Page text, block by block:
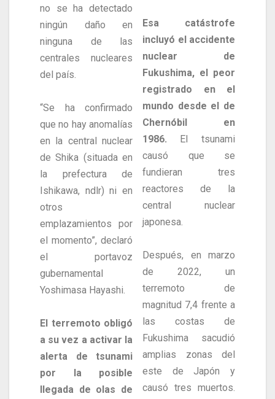
no se ha detectado
ningún daño en
ninguna de las
centrales nucleares
del país.
“Se ha confirmado
que no hay anomalías
en la central nuclear
de Shika (situada en
la prefectura de
Ishikawa, ndlr) ni en
otros
emplazamientos por
el momento”, declaró
el portavoz
gubernamental
Yoshimasa Hayashi.
El terremoto obligó
a su vez a activar la
alerta de tsunami
por la posible
llegada de olas de
Esa catástrofe
incluyó el accidente
nuclear de
Fukushima, el peor
registrado en el
mundo desde el de
Chernóbil en
1986. El tsunami
causó que se
fundieran tres
reactores de la
central nuclear
japonesa.
Después, en marzo
de 2022, un
terremoto de
magnitud 7,4 frente a
las costas de
Fukushima sacudió
amplias zonas del
este de Japón y
causó tres muertos.